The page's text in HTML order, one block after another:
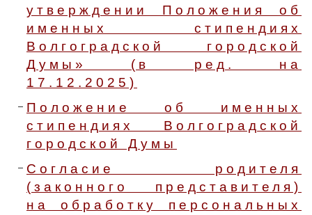
утверждении Положения об
именных стипендиях
Волгоградской городской
Думы» (в ред. на
17.12.2025)
Положение об именных
стипендиях Волгоградской
городской Думы
Согласие родителя
(законного представителя)
на обработку персональных